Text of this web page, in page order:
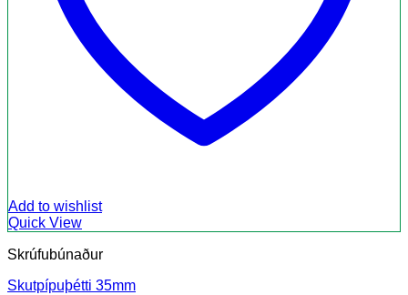
Add to wishlist
Quick View
Skrúfubúnaður
Skutpípuþétti 35mm